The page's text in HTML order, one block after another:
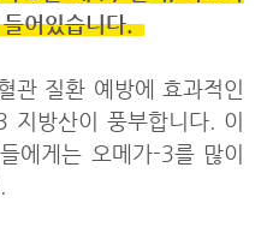
들어있습니다.
관 질환 예방에 효과적인
지방산이 풍부합니다. 이
에게는 오메가-3를 많이